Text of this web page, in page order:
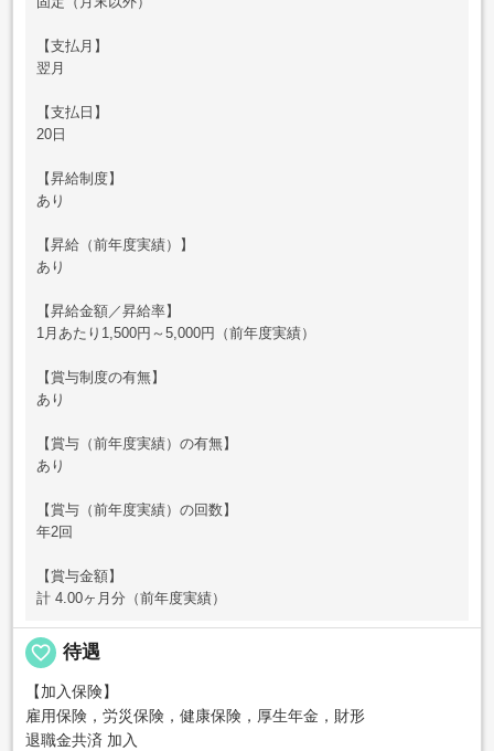
【支払月】
翌月
【支払日】
20日
【昇給制度】
あり
【昇給（前年度実績）】
あり
【昇給金額／昇給率】
1月あたり1,500円～5,000円（前年度実績）
【賞与制度の有無】
あり
【賞与（前年度実績）の有無】
あり
【賞与（前年度実績）の回数】
年2回
【賞与金額】
計 4.00ヶ月分（前年度実績）
favorite_border 待遇
【加入保険】
雇用保険，労災保険，健康保険，厚生年金，財形
退職金共済 加入